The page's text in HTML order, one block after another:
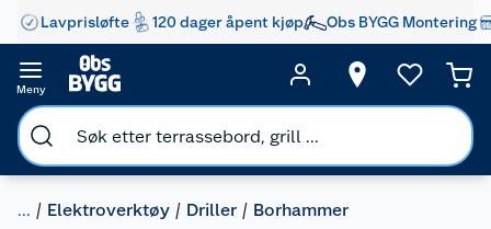
Lavprisløfte 120 dager åpent kjøp Obs BYGG Montering
Meny
... Elektroverktøy Driller Borhammer